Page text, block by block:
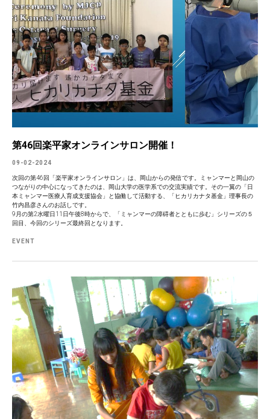
第46回楽平家オンラインサロン開催！
09-02-2024
次回の第46回「楽平家オンラインサロン」は、岡山からの発信です。ミャンマーと岡山の
つながりの中心になってきたのは、岡山大学の医学系での交流実績です。その一翼の「日
本ミャンマー医療人育成支援協会」と協働して活動する、「ヒカリカナタ基金」理事長の
竹内昌彦さんのお話しです。
9月の第2水曜日11日午後8時からで、「ミャンマーの障碍者とともに歩む」シリーズの５
回目、今回のシリーズ最終回となります。
EVENT